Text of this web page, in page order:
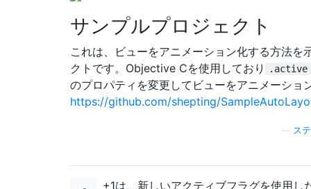
サンプルプロジェクト
これは、ビューをアニメーション化する方法を
クトです。Objective Cを使用しており
.active
のプロパティを変更してビューをアニメーショ
https://github.com/shepting/
ス
+1は、新しいアクティブフラグを使用し